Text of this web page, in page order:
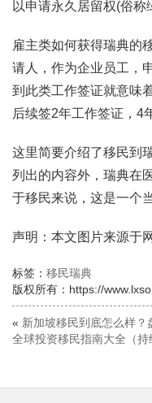
以申请永久居留权(俗称
雇主类如何获得瑞典的
请人，作为企业员工，
到此类工作签证就意味
后续签2年工作签证，4
这里简要介绍了移民到
列出的内容外，瑞典在
于移民来说，这是一个
声明：本文图片来源于网
标签： 移民瑞典
版权所有：https://
« 新加坡移民到底怎么样？
全球投资移民指南大全（持